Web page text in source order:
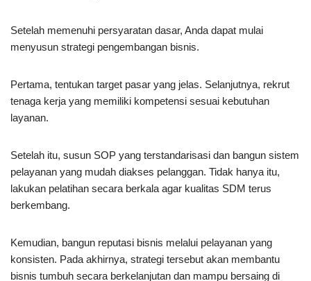
Setelah memenuhi persyaratan dasar, Anda dapat mulai
menyusun strategi pengembangan bisnis.
Pertama, tentukan target pasar yang jelas. Selanjutnya, rekrut
tenaga kerja yang memiliki kompetensi sesuai kebutuhan
layanan.
Setelah itu, susun SOP yang terstandarisasi dan bangun sistem
pelayanan yang mudah diakses pelanggan. Tidak hanya itu,
lakukan pelatihan secara berkala agar kualitas SDM terus
berkembang.
Kemudian, bangun reputasi bisnis melalui pelayanan yang
konsisten. Pada akhirnya, strategi tersebut akan membantu
bisnis tumbuh secara berkelanjutan dan mampu bersaing di